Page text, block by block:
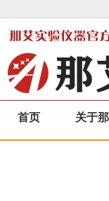
首页 关于